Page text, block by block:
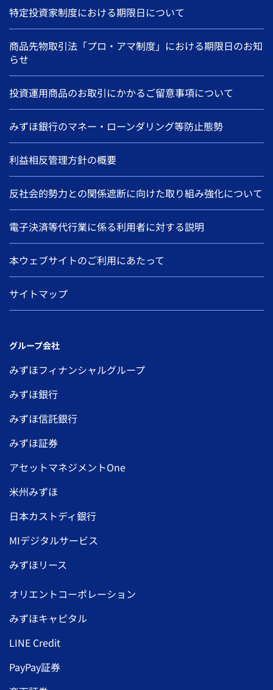
特定投資家制度における期限日について
商品先物取引法「プロ・アマ制度」における期限日のお知
らせ
投資運用商品のお取引にかかるご留意事項について
みずほ銀行のマネー・ローンダリング等防止態勢
利益相反管理方針の概要
反社会的勢力との関係遮断に向けた取り組み強化について
電子決済等代行業に係る利用者に対する説明
本ウェブサイトのご利用にあたって
サイトマップ
グループ会社
みずほフィナンシャルグループ
みずほ銀行
みずほ信託銀行
みずほ証券
アセットマネジメントOne
米州みずほ
日本カストディ銀行
MIデジタルサービス
みずほリース
オリエントコーポレーション
みずほキャピタル
LINE Credit
PayPay証券